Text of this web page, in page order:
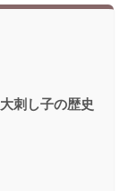
刺し子の歴史